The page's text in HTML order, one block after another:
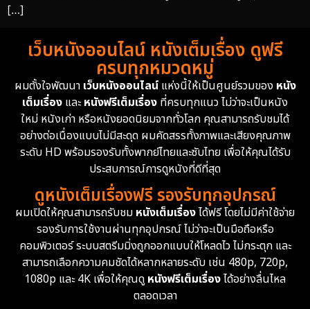
[…]
เว็บหนังออนไลน์ หนังเต็มเรื่อง ดูฟรี
ครบทุกหมวดหมู่
ผมตั้งใจพัฒนา เว็บหนังออนไลน์แห่งนี้ให้เป็นศูนย์รวมของ หนัง
เต็มเรื่อง และหนังฟรีเต็มเรื่อง ที่ครบทุกแนว ไม่ว่าจะเป็นหนัง
ใหม่ หนังเก่า หรือหนังยอดนิยมจากทั่วโลก คุณสามารถรับชมได้
อย่างต่อเนื่องแบบไม่มีสะดุด ผมคัดสรรทั้งภาพและเสียงคุณภาพ
ระดับ HD พร้อมรองรับทั้งพากย์ไทยและซับไทย เพื่อให้คุณได้รับ
ประสบการณ์การดูหนังที่ดีที่สุด
ดูหนังเต็มเรื่องฟรี รองรับทุกอุปกรณ์
ผมเปิดให้คุณสามารถรับชม หนังเต็มเรื่องได้ฟรี โดยไม่มีค่าใช้จ่าย
รองรับการใช้งานผ่านทุกอุปกรณ์ ไม่ว่าจะเป็นมือถือหรือ
คอมพิวเตอร์ ระบบสตรีมมิ่งถูกออกแบบให้โหลดไว ไม่กระตุก และ
สามารถเลือกความคมชัดได้หลากหลายระดับ เช่น 480p, 720p,
1080p และ 4K เพื่อให้คุณดูหนังฟรีเต็มเรื่องได้อย่างลื่นไหล
ตลอดเวลา